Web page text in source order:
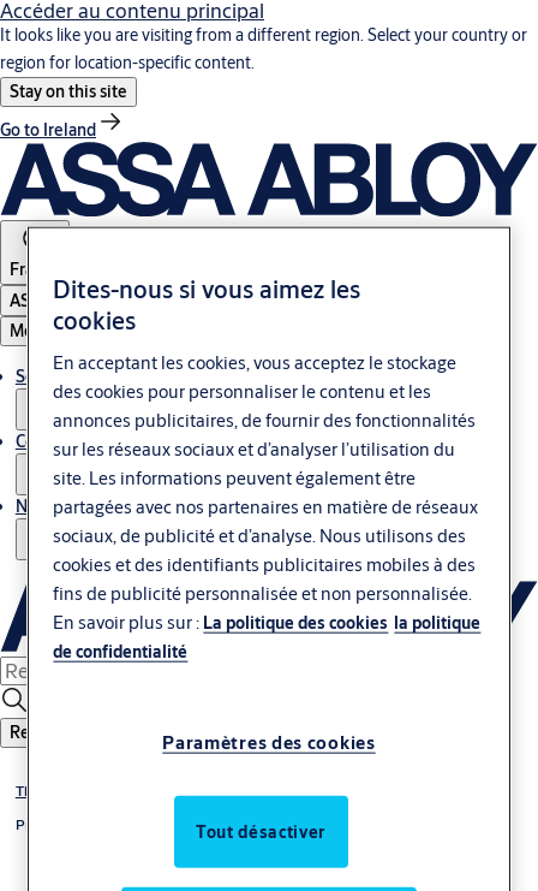
Accéder au contenu principal
It looks like you are visiting from a different region. Select your country or
region for location-specific content.
Stay on this site
Go to Ireland
France
ASSA ABLOY Group
Menu
Solutions
Contrôle d'accès & Glass
Nous contacter
Rechercher
Thématiques
Prescription & BIM
Dites-nous si vous aimez les
cookies
En acceptant les cookies, vous acceptez le stockage
des cookies pour personnaliser le contenu et les
annonces publicitaires, de fournir des fonctionnalités
sur les réseaux sociaux et d’analyser l’utilisation du
site. Les informations peuvent également être
partagées avec nos partenaires en matière de réseaux
sociaux, de publicité et d’analyse. Nous utilisons des
cookies et des identifiants publicitaires mobiles à des
fins de publicité personnalisée et non personnalisée.
En savoir plus sur : La politique des cookies la politique
de confidentialité
Paramètres des cookies
Tout désactiver